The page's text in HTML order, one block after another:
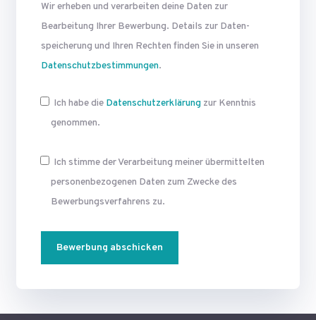
Wir erheben und verarbeiten deine Daten zur
Bearbeitung Ihrer Bewerbung. Details zur Daten­
speicherung und Ihren Rechten finden Sie in unseren
Datenschutzbestimmungen.
Ich habe die Datenschutzerklärung zur Kenntnis
genommen.
Ich stimme der Verarbeitung meiner übermittelten
personen­bezogenen Daten zum Zwecke des
Bewerbungsverfahrens zu.